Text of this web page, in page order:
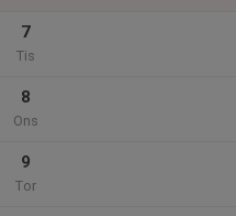
7
Tis
8
Ons
9
Tor